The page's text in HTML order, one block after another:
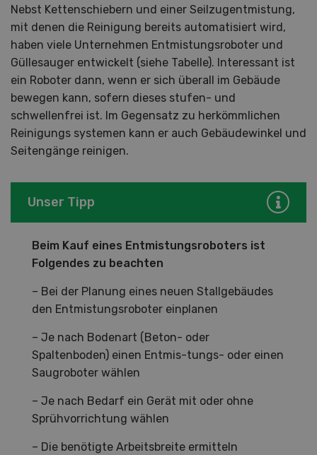
Nebst Kettenschiebern und einer Seilzugentmistung,
mit denen die Reinigung bereits automatisiert wird,
haben viele Unternehmen Entmistungsroboter und
Güllesauger entwickelt (siehe Tabelle). Interessant ist
ein Roboter dann, wenn er sich überall im Gebäude
bewegen kann, sofern dieses stufen- und
schwellenfrei ist. Im Gegensatz zu herkömmlichen
Reinigungs systemen kann er auch Gebäudewinkel und
Seitengänge reinigen.
Unser Tipp
Beim Kauf eines Entmistungsroboters ist
Folgendes zu beachten
– Bei der Planung eines neuen Stallgebäudes
den Entmistungsroboter einplanen
– Je nach Bodenart (Beton- oder
Spaltenboden) einen Entmis-tungs- oder einen
Saugroboter wählen
– Je nach Bedarf ein Gerät mit oder ohne
Sprühvorrichtung wählen
– Die benötigte Arbeitsbreite ermitteln